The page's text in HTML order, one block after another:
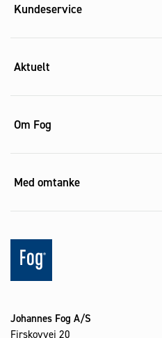
Kundeservice
Aktuelt
Om Fog
Med omtanke
Johannes Fog A/S
Firskovvej 20